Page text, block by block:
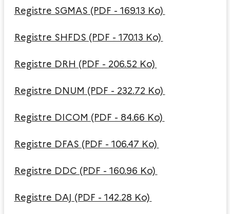
Registre SGMAS (PDF - 169.13 Ko)
Registre SHFDS (PDF - 170.13 Ko)
Registre DRH (PDF - 206.52 Ko)
Registre DNUM (PDF - 232.72 Ko)
Registre DICOM (PDF - 84.66 Ko)
Registre DFAS (PDF - 106.47 Ko)
Registre DDC (PDF - 160.96 Ko)
Registre DAJ (PDF - 142.28 Ko)